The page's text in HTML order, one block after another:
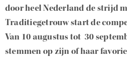
door heel Nederland de strijd
Traditiegetrouw start de
Van 10 augustus tot 30
stemmen op zijn of haar